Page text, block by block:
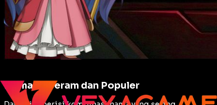
Nama FF Seram dan Populer